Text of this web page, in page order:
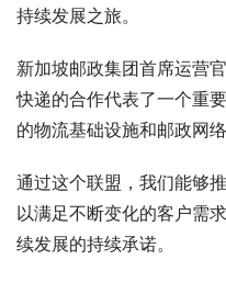
持续发展之旅。
新加坡邮政集团首席运营
快递的合作代表了一个重
的物流基础设施和邮政网络
通过这个联盟，我们能够
以满足不断变化的客户需
续发展的持续承诺。